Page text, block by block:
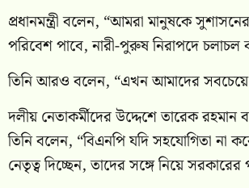
প্রধানমন্ত্রী বলেন, “আমরা মানুষকে
পরিবেশ পাবে, নারী-পুরুষ নিরাপদে
তিনি আরও বলেন, “এখন আমাদের সবচেয়ে
দলীয় নেতাকর্মীদের উদ্দেশে তারেক
তিনি বলেন, “বিএনপি যদি সহযোগিতা না
নেতৃত্ব দিচ্ছেন, তাদের সঙ্গে নিয়ে